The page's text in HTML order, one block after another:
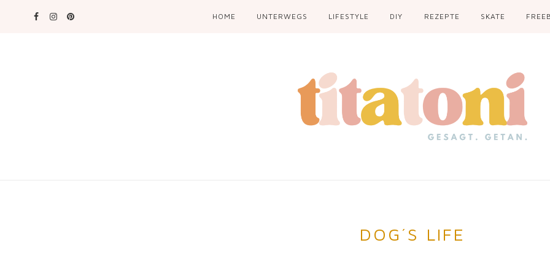
HOME UNTERWEGS LIFESTYLE DIY REZEPTE SKATE
DOG´S LIFE